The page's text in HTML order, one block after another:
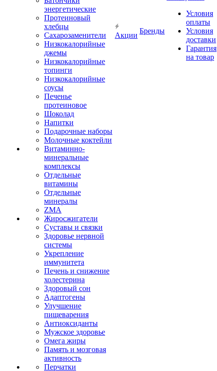
энергетические
Протеиновый
хлебцы
Сахарозаменители
Низкокалорийные
джемы
Низкокалорийные
топинги
Низкокалорийные
соусы
Печенье
протеиновое
Шоколад
Напитки
Подарочные наборы
Молочные коктейли
Витаминно-
минеральные
комплексы
Отдельные
витамины
Отдельные
минералы
ZMA
Жиросжигатели
Суставы и связки
Здоровье нервной
системы
Укрепление
иммунитета
Печень и снижение
холестерина
Здоровый сон
Адаптогены
Улучшение
пищеварения
Антиоксиданты
Мужское здоровье
Омега жиры
Память и мозговая
активность
Перчатки
Акции
Бренды
Условия
оплаты
Условия
доставки
Гарантия
на товар